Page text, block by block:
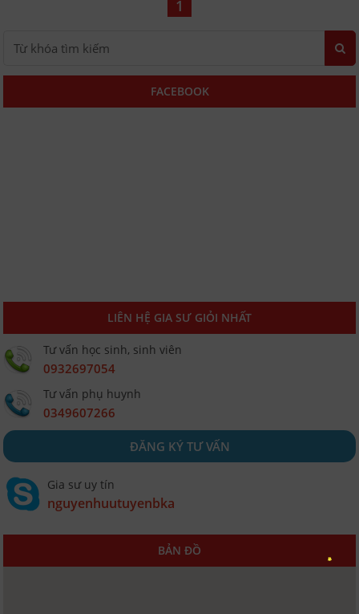
1
FACEBOOK
LIÊN HỆ GIA SƯ GIỎI NHẤT
Tư vấn học sinh, sinh viên
0932697054
Tư vấn phụ huynh
0349607266
ĐĂNG KÝ TƯ VẤN
Gia sư uy tín
nguyenhuutuyenbka
BẢN ĐỒ